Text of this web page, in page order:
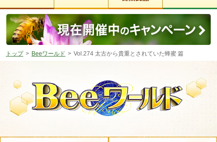
トップ Beeワールド Vol.274 太古から貴重とされていた蜂蜜 篇